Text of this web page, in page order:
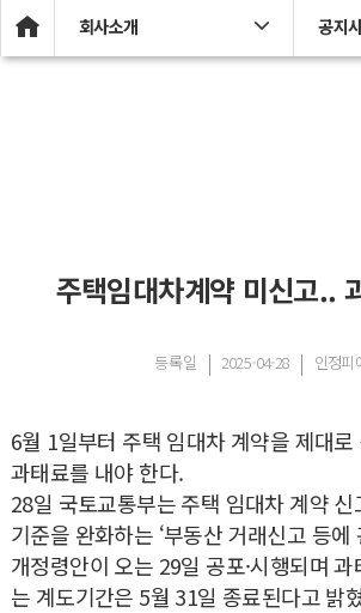
회사소개 공지
주택임대차계약 미신고..
등록일 2025-04-28 인정피
6월 1일부터 주택 임대차 계약을 제대
과태료를 내야 한다.
28일 국토교통부는 주택 임대차 계약
기준을 완화하는 ‘부동산 거래신고 등에
개정령안이 오는 29일 공포·시행되며
는 계도기간은 5월 31일 종료된다고 밝